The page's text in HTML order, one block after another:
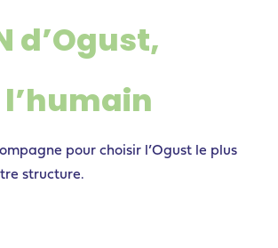
d’Ogust,
l’humain
pour choisir l’Ogust le plus
structure.